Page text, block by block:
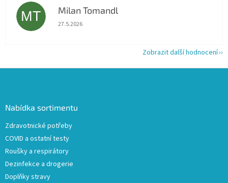
MT Milan Tomandl
Hodnocení obchodu je 5 z 5 hvězdiček.
27.5.2026
Zobrazit další hodnocení
Nabídka sortimentu
Zdravotnické potřeby
COVID a ostatní testy
Roušky a respirátory
Dezinfekce a drogerie
Doplňky stravy